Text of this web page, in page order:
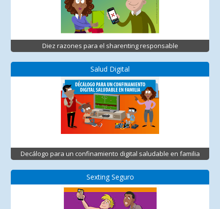
Diez razones para el sharenting responsable
Salud Digital
Decálogo para un confinamiento digital saludable en familia
Sexting Seguro